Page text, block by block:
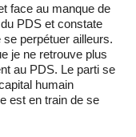
face au manque de
PDS et constate
perpétuer ailleurs.
je ne retrouve plus
au PDS. Le parti se
humain
est en train de se